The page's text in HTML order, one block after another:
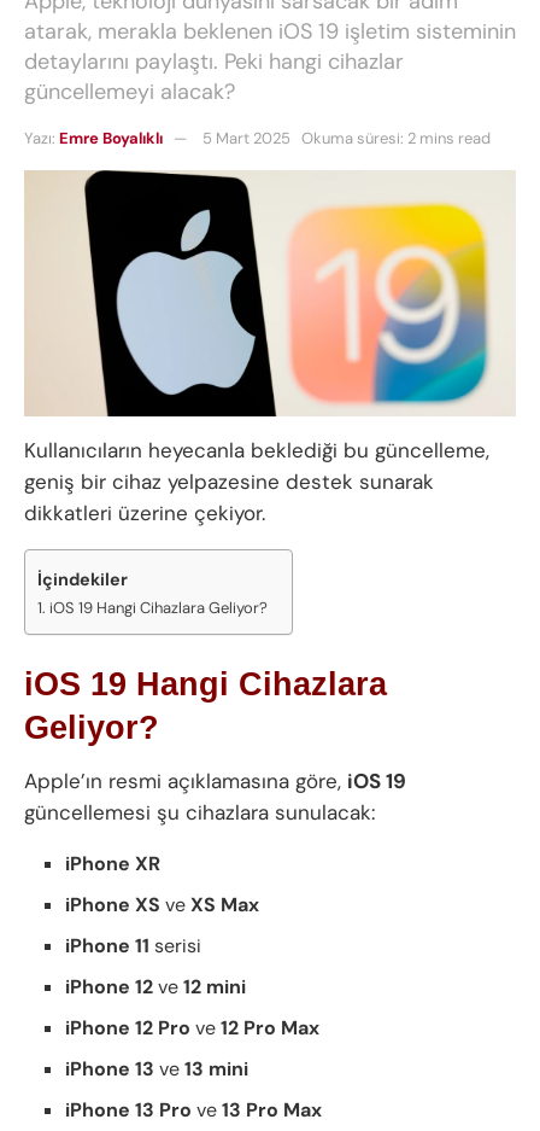
atarak, merakla beklenen iOS 19 işletim sisteminin
detaylarını paylaştı. Peki hangi cihazlar
güncellemeyi alacak?
Yazı: Emre Boyalıklı 5 Mart 2025 Okuma süresi: 2 mins read
Kullanıcıların heyecanla beklediği bu güncelleme,
geniş bir cihaz yelpazesine destek sunarak
dikkatleri üzerine çekiyor.
İçindekiler
iOS 19 Hangi Cihazlara Geliyor?
iOS 19 Hangi Cihazlara
Geliyor?
Apple’ın resmi açıklamasına göre, iOS 19
güncellemesi şu cihazlara sunulacak:
iPhone XR
iPhone XS veXS Max
iPhone 11 serisi
iPhone 12ve12 mini
iPhone 12 Pro ve12 Pro Max
iPhone 13 ve13 mini
iPhone 13 Pro ve13 Pro Max